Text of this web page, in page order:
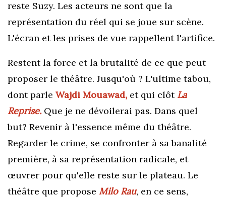
reste Suzy. Les acteurs ne sont que la
représentation du réel qui se joue sur scène.
L'écran et les prises de vue rappellent l'artifice.
Restent la force et la brutalité de ce que peut
proposer le théâtre. Jusqu'où ? L'ultime tabou,
dont parle Wajdi Mouawad, et qui clôt La
Reprise. Que je ne dévoilerai pas. Dans quel
but? Revenir à l'essence même du théâtre.
Regarder le crime, se confronter à sa banalité
première, à sa représentation radicale, et
œuvrer pour qu'elle reste sur le plateau. Le
théâtre que propose Milo Rau, en ce sens,